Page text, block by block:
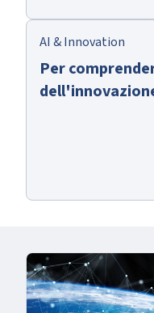
AI & Innovation
Per